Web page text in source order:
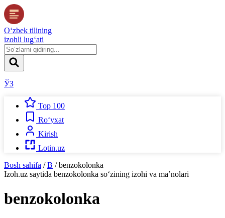
O‘zbek tilining
izohli lug‘ati
ЎЗ
Top 100
Ro‘yxat
Kirish
Lotin.uz
Bosh sahifa / B / benzokolonka
Izoh.uz saytida benzokolonka so‘zining izohi va ma’nolari
benzokolonka